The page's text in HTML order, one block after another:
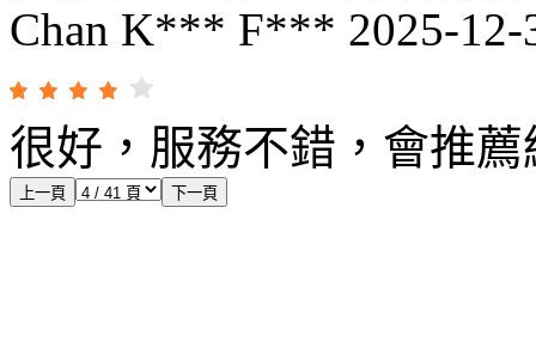
Chan K*** F*** 2025-12-
很好，服務不錯，會推薦
上一頁 下一頁